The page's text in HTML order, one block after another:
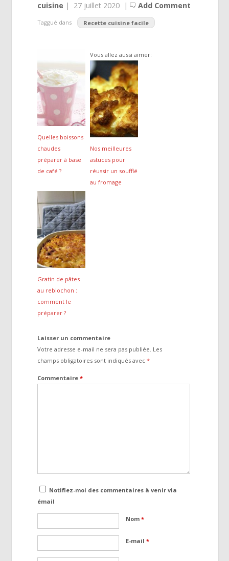
cuisine | 27 juillet 2020 | Add Comment
Taggué dans Recette cuisine facile
Vous allez aussi aimer:
Quelles boissons
chaudes
préparer à base
de café ?
Nos meilleures
astuces pour
réussir un soufflé
au fromage
Gratin de pâtes
au reblochon :
comment le
préparer ?
Laisser un commentaire
Votre adresse e-mail ne sera pas publiée. Les
champs obligatoires sont indiqués avec*
Commentaire*
Notifiez-moi des commentaires à venir via
émail
Nom*
E-mail*